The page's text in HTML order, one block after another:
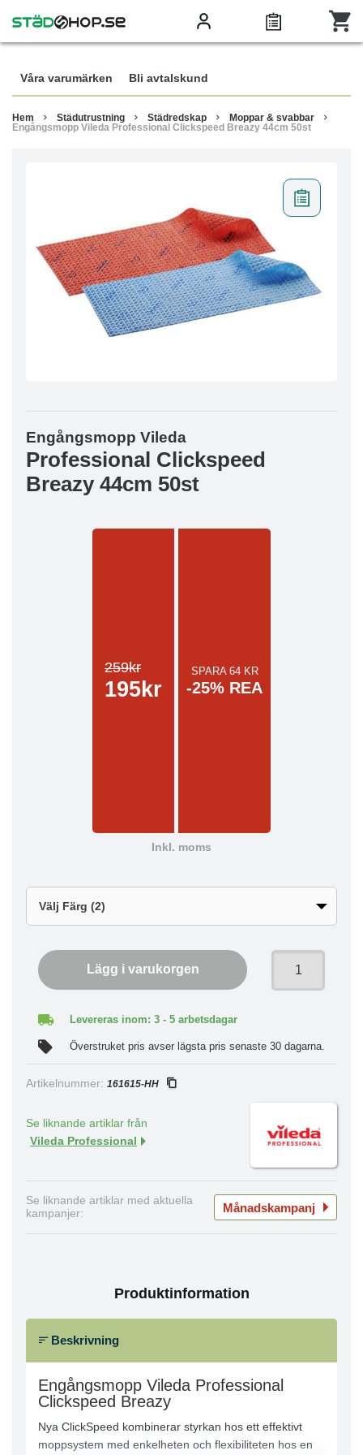
Våra varumärken Bli avtalskund
Hem Städutrustning Städredskap
Moppar & svabbar
Engångsmopp Vileda Professional Clickspeed Breazy 44cm 50st
Engångsmopp Vileda
Professional Clickspeed
Breazy 44cm 50st
259kr
195kr
SPARA 64 KR
-25% REA
Inkl. moms
Lägg i varukorgen
Levereras inom: 3 - 5 arbetsdagar
Överstruket pris avser lägsta pris senaste 30 dagarna.
Artikelnummer: 161615-HH
Se liknande artiklar från
Vileda Professional
Se liknande artiklar med aktuella
kampanjer:
Månadskampanj
Produktinformation
Beskrivning
Engångsmopp Vileda Professional
Clickspeed Breazy
Nya ClickSpeed kombinerar styrkan hos ett effektivt
moppsystem med enkelheten och flexibiliteten hos en